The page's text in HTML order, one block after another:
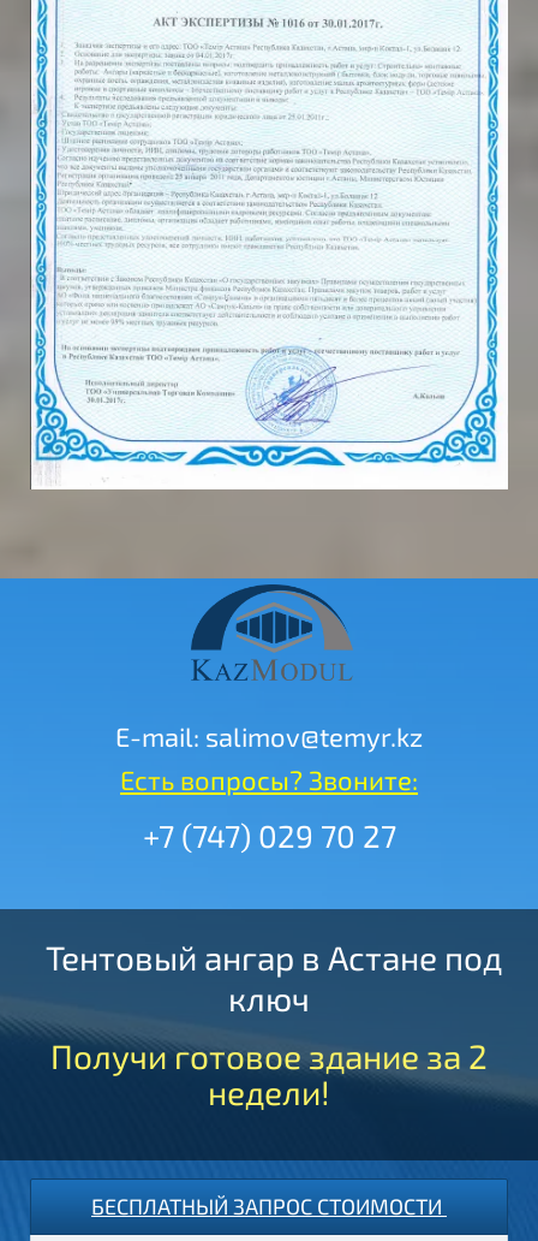
E-mail: salimov@temyr.kz
Есть вопросы? Звоните:
+7 (747) 029 70 27
Тентовый ангар в Астане под
ключ
Получи готовое здание за 2
недели!
БЕСПЛАТНЫЙ ЗАПРОС СТОИМОСТИ